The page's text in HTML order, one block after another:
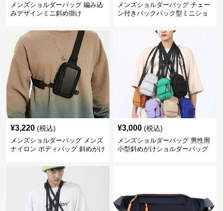
メンズショルダーバッグ 編み込
みデザインミニ斜め掛け
メンズショルダーバッグ チェー
ン付きバックパック型ミニショ
¥3,220 (税込)
メンズショルダーバッグ メンズ
ナイロン ボディバッグ 斜めがけ
¥3,000 (税込)
メンズショルダーバッグ 男性用
小型斜めがけショルダーバッグ